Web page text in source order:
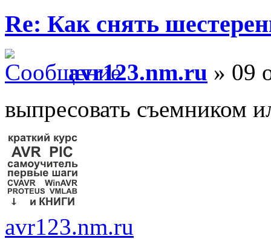
Re: Как снять
avr123.nm.ru » 09
выпресовать съемником
avr123.nm.ru